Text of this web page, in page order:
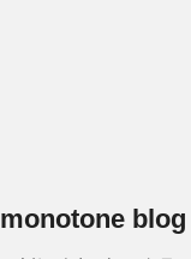
monotone blog